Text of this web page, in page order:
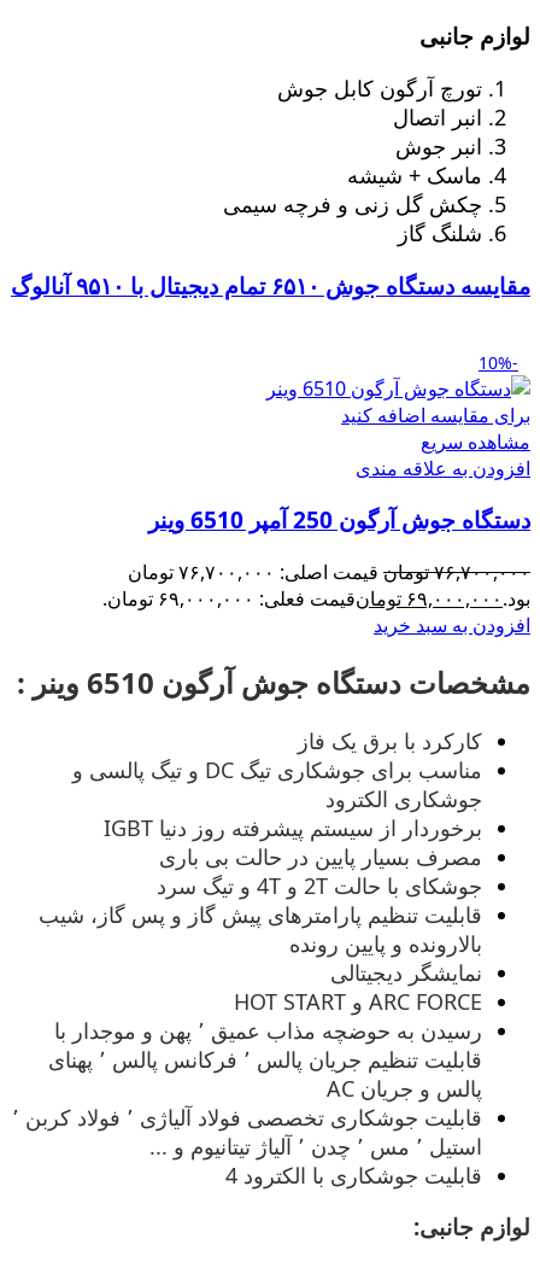
لوازم جانبی
تورچ آرگون کابل جوش
انبر اتصال
انبر جوش
ماسک + شیشه
چکش گل زنی و فرچه سیمی
شلنگ گاز
مقایسه دستگاه جوش ۶۵۱۰ تمام دیجیتال با ۹۵۱۰ آنالوگ
-10%
برای مقایسه اضافه کنید
مشاهده سریع
افزودن به علاقه مندی
دستگاه جوش آرگون 250 آمپر 6510 وینر
۷۶,۷۰۰,۰۰۰تومان
قیمت اصلی: ۷۶,۷۰۰,۰۰۰ تومان
بود.۶۹,۰۰۰,۰۰۰ تومانقیمت فعلی: ۶۹,۰۰۰,۰۰۰ تومان.
افزودن به سبد خرید
مشخصات دستگاه جوش آرگون 6510 وینر :
کارکرد با برق یک فاز
مناسب برای جوشکاری تیگ DC و تیگ پالسی و
جوشکاری الکترود
برخوردار از سیستم پیشرفته روز دنیا IGBT
مصرف بسیار پایین در حالت بی باری
جوشکای با حالت 2T و 4T و تیگ سرد
قابلیت تنظیم پارامترهای پیش گاز و پس گاز، شیب
بالارونده و پایین رونده
نمایشگر دیجیتالی
ARC FORCE و HOT START
رسیدن به حوضچه مذاب عمیق ٬ پهن و موجدار با
قابلیت تنظیم جریان پالس ٬ فرکانس پالس ٬ پهنای
پالس و جریان AC
قابلیت جوشکاری تخصصی فولاد آلیاژی ٬ فولاد کربن ٬
استیل ٬ مس ٬ چدن ٬ آلیاژ تیتانیوم و ...
قابلیت جوشکاری با الکترود 4
لوازم جانبی: